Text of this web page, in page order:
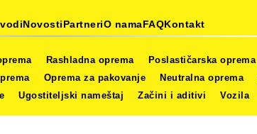
NovostiPartneriO namaFAQKontakt
Rashladna oprema Poslastičarska oprema
Oprema za pakovanje Neutralna oprema
Ugostiteljski nameštaj Začini i aditivi Vozila